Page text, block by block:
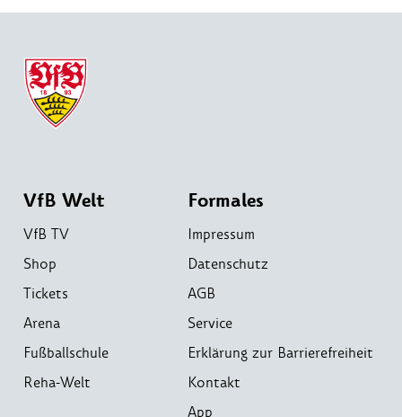
VfB Welt
VfB TV
Shop
Tickets
Arena
Fußballschule
Reha-Welt
Formales
Impressum
Datenschutz
AGB
Service
Erklärung zur Barrierefreiheit
Kontakt
App